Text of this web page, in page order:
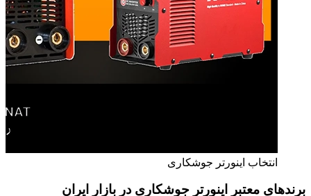
انتخاب اینورتر جوشکاری
برندهای معتبر اینورتر جوشکاری در بازار ایران